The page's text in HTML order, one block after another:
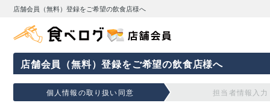
店舗会員（無料）登録をご希望の飲食店様へ
店舗会員（無料）登録をご希望の飲食店様へ
個人情報の取り扱い同意 担当者情報入力